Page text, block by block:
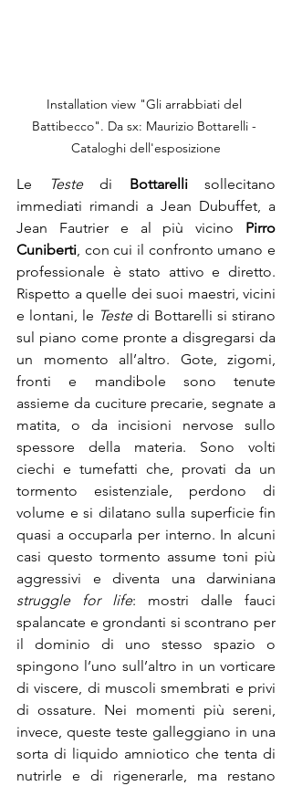
Installation view "Gli arrabbiati del
Battibecco". Da sx: Maurizio Bottarelli -
Cataloghi dell'esposizione
Le Teste di Bottarelli sollecitano
immediati rimandi a Jean Dubuffet, a
Jean Fautrier e al più vicino Pirro
Cuniberti, con cui il confronto umano e
professionale è stato attivo e diretto.
Rispetto a quelle dei suoi maestri, vicini
e lontani, le Teste di Bottarelli si stirano
sul piano come pronte a disgregarsi da
un momento all’altro. Gote, zigomi,
fronti e mandibole sono tenute
assieme da cuciture precarie, segnate a
matita, o da incisioni nervose sullo
spessore della materia. Sono volti
ciechi e tumefatti che, provati da un
tormento esistenziale, perdono di
volume e si dilatano sulla superficie fin
quasi a occuparla per interno. In alcuni
casi questo tormento assume toni più
struggle for life: mostri dalle fauci
spalancate e grondanti si scontrano per
il dominio di uno stesso spazio o
spingono l’uno sull’altro in un vorticare
di viscere, di muscoli smembrati e privi
di ossature. Nei momenti più sereni,
invece, queste teste galleggiano in una
sorta di liquido amniotico che tenta di
nutrirle e di rigenerarle, ma restano